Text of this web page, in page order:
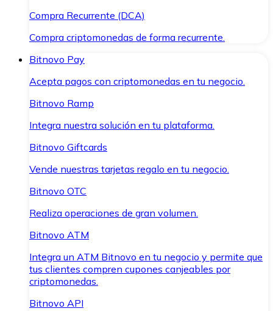
Compra Recurrente (DCA)
Compra criptomonedas de forma recurrente.
Bitnovo Pay
Acepta pagos con criptomonedas en tu negocio.
Bitnovo Ramp
Integra nuestra solución en tu plataforma.
Bitnovo Giftcards
Vende nuestras tarjetas regalo en tu negocio.
Bitnovo OTC
Realiza operaciones de gran volumen.
Bitnovo ATM
Integra un ATM Bitnovo en tu negocio y permite que
tus clientes compren cupones canjeables por
criptomonedas.
Bitnovo API